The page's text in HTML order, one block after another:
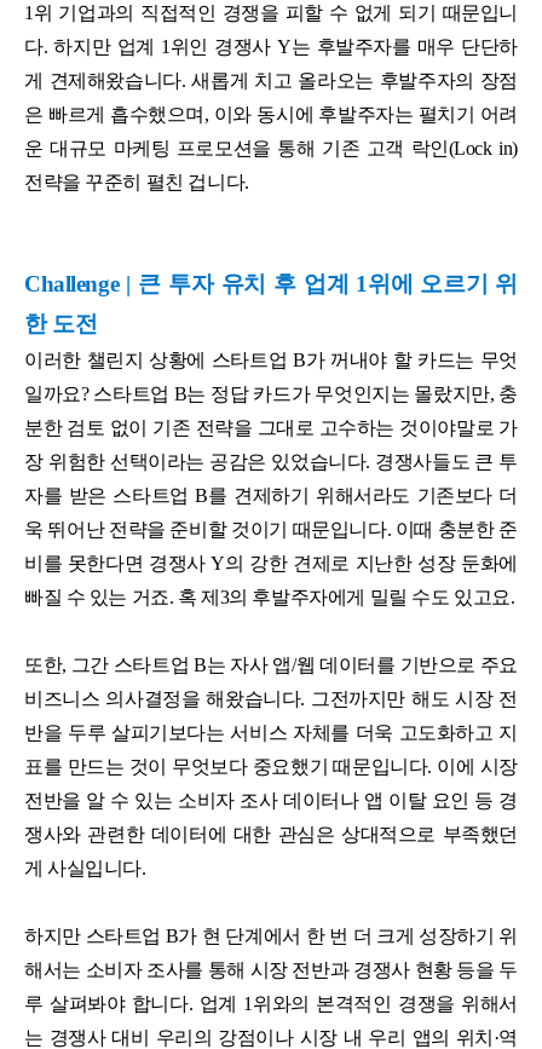
1위 기업과의 직접적인 경쟁을 피할 수 없게 되기 때문입니
다. 하지만 업계 1위인 경쟁사 Y는 후발주자를 매우 단단하
게 견제해왔습니다. 새롭게 치고 올라오는 후발주자의 장점
은 빠르게 흡수했으며, 이와 동시에 후발주자는 펼치기 어려
운 대규모 마케팅 프로모션을 통해 기존 고객 락인(Lock in)
전략을 꾸준히 펼친 겁니다.
Challenge | 큰 투자 유치 후 업계 1위에 오르기 위
한 도전
이러한 챌린지 상황에 스타트업 B가 꺼내야 할 카드는 무엇
일까요? 스타트업 B는 정답 카드가 무엇인지는 몰랐지만, 충
분한 검토 없이 기존 전략을 그대로 고수하는 것이야말로 가
장 위험한 선택이라는 공감은 있었습니다. 경쟁사들도 큰 투
자를 받은 스타트업 B를 견제하기 위해서라도 기존보다 더
욱 뛰어난 전략을 준비할 것이기 때문입니다. 이때 충분한 준
비를 못한다면 경쟁사 Y의 강한 견제로 지난한 성장 둔화에
빠질 수 있는 거죠. 혹 제3의 후발주자에게 밀릴 수도 있고요.
또한, 그간 스타트업 B는 자사 앱/웹 데이터를 기반으로 주요
비즈니스 의사결정을 해왔습니다. 그전까지만 해도 시장 전
반을 두루 살피기보다는 서비스 자체를 더욱 고도화하고 지
표를 만드는 것이 무엇보다 중요했기 때문입니다. 이에 시장
전반을 알 수 있는 소비자 조사 데이터나 앱 이탈 요인 등 경
쟁사와 관련한 데이터에 대한 관심은 상대적으로 부족했던
게 사실입니다.
하지만 스타트업 B가 현 단계에서 한 번 더 크게 성장하기 위
해서는 소비자 조사를 통해 시장 전반과 경쟁사 현황 등을 두
루 살펴봐야 합니다. 업계 1위와의 본격적인 경쟁을 위해서
는 경쟁사 대비 우리의 강점이나 시장 내 우리 앱의 위치·역